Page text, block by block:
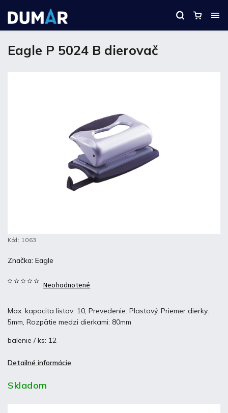
Eagle P 5024 B dierovač
Kód: 1063
Neohodnotené
Max. kapacita listov: 10, Prevedenie: Plastový, Priemer dierky:
5mm, Rozpätie medzi dierkami: 80mm
balenie / ks: 12
Detailné informácie
Značka: Eagle
Skladom